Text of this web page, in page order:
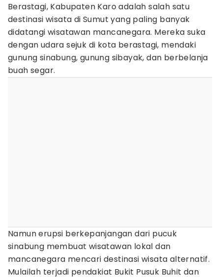
Berastagi, Kabupaten Karo adalah salah satu
destinasi wisata di Sumut yang paling banyak
didatangi wisatawan mancanegara. Mereka suka
dengan udara sejuk di kota berastagi, mendaki
gunung sinabung, gunung sibayak, dan berbelanja
buah segar.
Namun erupsi berkepanjangan dari pucuk
sinabung membuat wisatawan lokal dan
mancanegara mencari destinasi wisata alternatif.
Mulailah terjadi pendakiat Bukit Pusuk Buhit dan